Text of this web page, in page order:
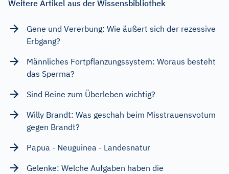
Weitere Artikel aus der Wissensbibliothek
Gene und Vererbung: Wie äußert sich der rezessive
Erbgang?
Männliches Fortpflanzungssystem: Woraus besteht
das Sperma?
Sind Beine zum Überleben wichtig?
Willy Brandt: Was geschah beim Misstrauensvotum
gegen Brandt?
Papua - Neuguinea - Landesnatur
Gelenke: Welche Aufgaben haben die